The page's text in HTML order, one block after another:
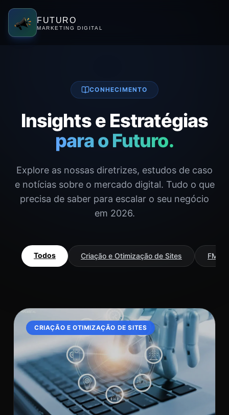
FUTURO
CONHECIMENTO
Insights e Estratégias
para o Futuro.
Explore as nossas diretrizes, estudos de caso
e notícias sobre o mercado digital. Tudo o que
precisa de saber para escalar o seu negócio
em 2026.
Todos Criação e Otimização de Sites
CRIAÇÃO E OTIMIZAÇÃO DE SITES